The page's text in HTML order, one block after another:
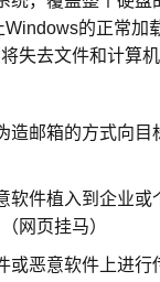
的正常加
失去文件和计算机
邮箱的方式向目
件植入到企业或
网页挂马）
恶意软件上进行